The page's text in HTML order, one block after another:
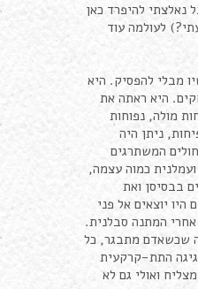
להיפרד כאן
לעולמה עוד
מבלי להפסיק. היא
היא ראתה את
מולה, נפוחות
ניתן היה
המשתרגים
כמוה עצמה,
בבסיסן ואת
יוצאים אל פני
המתנה סבלנית.
שכשאדם מתבגר, כל
התת-קרקעית
ואולי גם לא